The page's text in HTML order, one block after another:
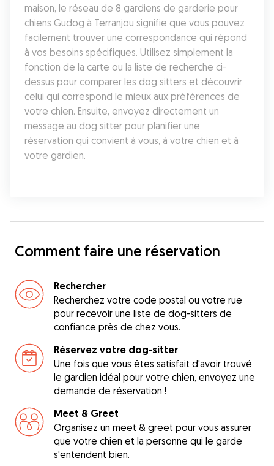
maison, le réseau de 8 gardiens de garderie pour
chiens Gudog à Terranjou signifie que vous pouvez
facilement trouver une correspondance qui répond
à vos besoins spécifiques. Utilisez simplement la
fonction de la carte ou la liste de recherche ci-
dessus pour comparer les dog sitters et découvrir
celui qui correspond le mieux aux préférences de
votre chien. Ensuite, envoyez directement un
message au dog sitter pour planifier une
réservation qui convient à vous, à votre chien et à
votre gardien.
Comment faire une réservation
Rechercher
Recherchez votre code postal ou votre rue
pour recevoir une liste de dog-sitters de
confiance près de chez vous.
Réservez votre dog-sitter
Une fois que vous êtes satisfait d'avoir trouvé
le gardien idéal pour votre chien, envoyez une
demande de réservation !
Meet & Greet
Organisez un meet & greet pour vous assurer
que votre chien et la personne qui le garde
s'entendent bien.